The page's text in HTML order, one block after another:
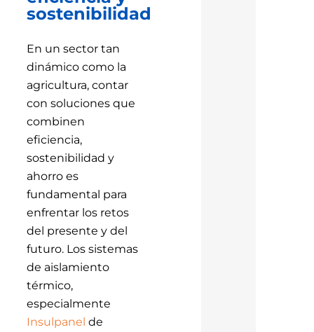
sostenibilidad
En un sector tan
dinámico como la
agricultura, contar
con soluciones que
combinen
eficiencia,
sostenibilidad y
ahorro es
fundamental para
enfrentar los retos
del presente y del
futuro. Los sistemas
de aislamiento
térmico,
especialmente
Insulpanel de